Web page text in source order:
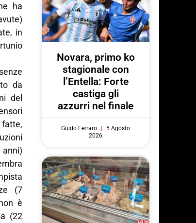
ha
in
da
del
fatte,
(7
è
(22
Novara, primo ko
stagionale con
l’Entella: Forte
castiga gli
azzurri nel finale
Guido Ferraro
5 Agosto
2026